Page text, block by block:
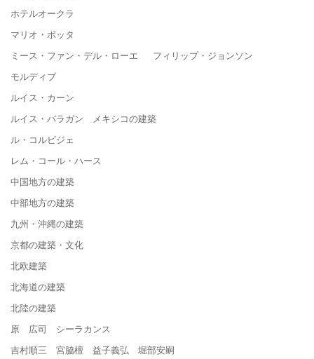
ホテルオークラ
マリオ・ボッタ
ミース・ファン・デル・ローエ フィリップ・ジョンソン
モルディブ
ルイス・カーン
ルイス・バラガン メキシコの建築
ル・コルビジェ
レム・コール・ハース
中国地方の建築
中部地方の建築
九州・沖縄の建築
京都の建築・文化
北欧建築
北海道の建築
北陸の建築
原 広司 シーラカンス
吉村順三 宮脇檀 益子義弘 堀部安嗣